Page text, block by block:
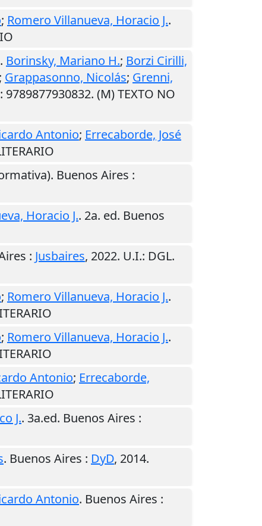
; Romero Villanueva, Horacio J..
. Borinsky, Mariano H.; Borzi Cirilli,
; Grappasonno, Nicolás; Grenni,
9789877930832. (M) TEXTO NO
Antonio; Errecaborde, José
Buenos Aires :
Horacio J.. 2a. ed. Buenos
: Jusbaires, 2022. U.I.: DGL.
; Romero Villanueva, Horacio J..
; Romero Villanueva, Horacio J..
Antonio; Errecaborde,
J.. 3a.ed. Buenos Aires :
. Buenos Aires : DyD, 2014.
Antonio. Buenos Aires :